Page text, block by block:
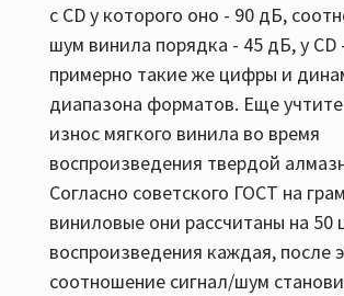
с CD у которого оно - 90 дБ,
шум винила порядка - 45 дБ, у СD
примерно такие же цифры и
диапазона форматов. Еще
износ мягкого винила во время
воспроизведения твердой
Согласно советского ГОСТ на
виниловые они рассчитаны на 50
воспроизведения каждая, после
соотношение сигнал/шум